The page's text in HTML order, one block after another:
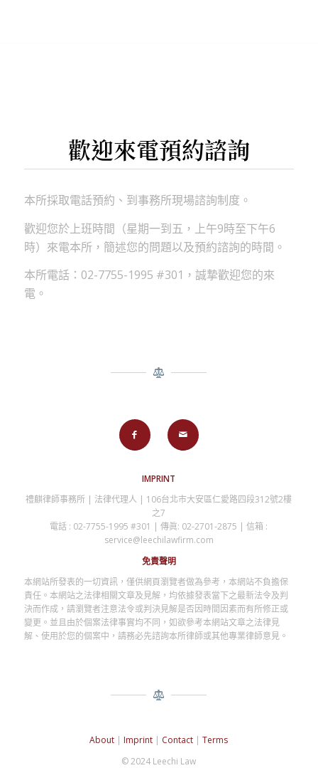
歡迎來電預約諮詢
本所採取電話預約、到事務所現場諮詢制度。
歡迎您於上班時間（星期一到五，上午9時至下午6
時）來電本所，簡述您的問題以及預約諮詢的時間。
本所電話：02-7755-1995 #301，誠摯歡迎您的來
電。
IMPRINT
禮麒律師事務所 | 法律代理人 | 106台北市大安區仁愛路四段312號2樓
之7
電話 : 02-7755-1995 #301 | 傳眞: 02-2701-2875 | 信箱 :
service@leechilawfirm.com
免責聲明
本網站所發表的一切資訊，僅供網頁瀏覽者做為參考，本網站不負擔保
責任。本網站之法律相關文章及見解，均依據發表當下之最新法令及判
決而作成，請瀏覽者注意法令或判決見解是否因時間因素而有所修正或
變更。並且由於個案法律事實均不同，如欲參考本網站文章之法律見
解、使用於您的個案中，請務必先諮詢本所律師或其他專業律師意見。
About | Imprint | Contact |Terms
© 2024 Leechi Law